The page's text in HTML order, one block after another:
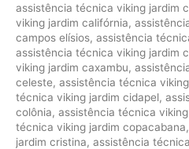
assistência técnica viking jardim
viking jardim califórnia,
campos elísios, assistência
assistência técnica viking jardim
viking jardim caxambu,
celeste, assistência técnica
técnica viking jardim cidapel,
colônia, assistência técnica
técnica viking jardim copacabana,
jardim cristina, assistência